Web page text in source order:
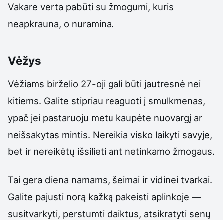
Vakare verta pabūti su žmogumi, kuris
neapkrauna, o nuramina.
Vėžys
Vėžiams birželio 27-oji gali būti jautresnė nei
kitiems. Galite stipriau reaguoti į smulkmenas,
ypač jei pastaruoju metu kaupėte nuovargį ar
neišsakytas mintis. Nereikia visko laikyti savyje,
bet ir nereikėtų išsilieti ant netinkamo žmogaus.
Tai gera diena namams, šeimai ir vidinei tvarkai.
Galite pajusti norą kažką pakeisti aplinkoje —
susitvarkyti, perstumti daiktus, atsikratyti senų